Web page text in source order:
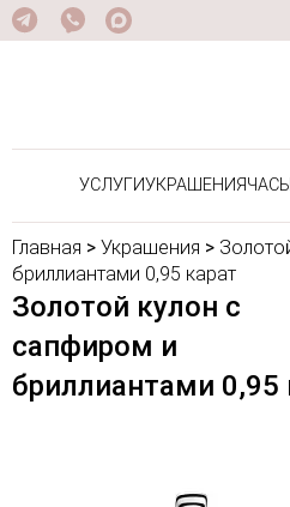
УСЛУГИУКРАШЕНИЯЧАСЫ
Главная > Украшения >
бриллиантами 0,95 карат
Золотой кулон с
сапфиром и
бриллиантами 0,95